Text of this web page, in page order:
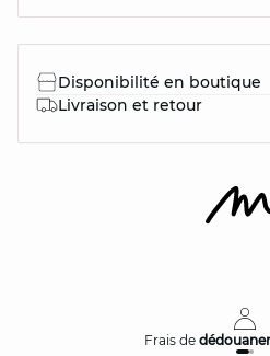
Disponibilité en boutique
Livraison et retour
Frais de